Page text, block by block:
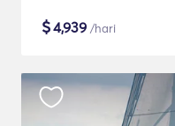
$4,939 /hari